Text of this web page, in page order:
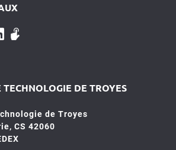
DE TROYES
de Troyes
CS 42060